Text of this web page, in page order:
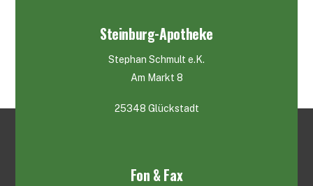
Steinburg-Apotheke
Stephan Schmult e.K.
Am Markt 8
25348 Glückstadt
Fon & Fax